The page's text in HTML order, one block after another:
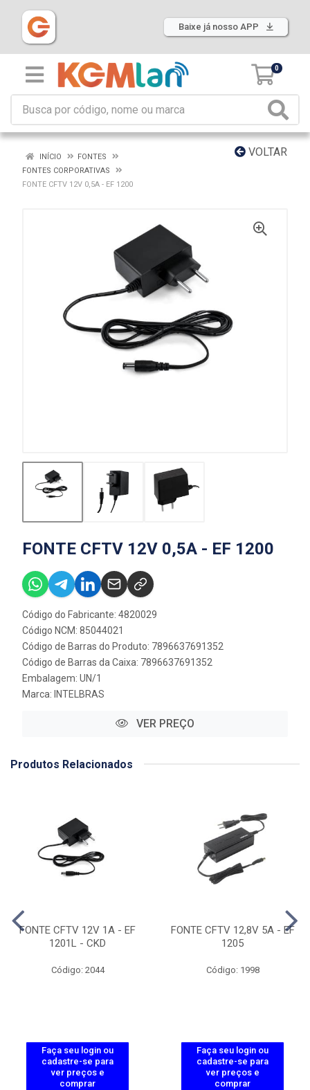
Baixe já nosso APP
0
VOLTAR
INÍCIO
FONTES
FONTES CORPORATIVAS
FONTE CFTV 12V 0,5A - EF 1200
FONTE CFTV 12V 0,5A - EF 1200
Código do Fabricante: 4820029
Código NCM: 85044021
Código de Barras do Produto: 7896637691352
Código de Barras da Caixa: 7896637691352
Embalagem: UN/1
Marca: INTELBRAS
VER PREÇO
Produtos Relacionados
FONTE CFTV 12V 1A - EF
1201L - CKD
Código: 2044
Faça seu login ou
cadastre-se para
ver preços e
comprar
FONTE CFTV 12,8V 5A - EF
1205
Código: 1998
Faça seu login ou
cadastre-se para
ver preços e
comprar